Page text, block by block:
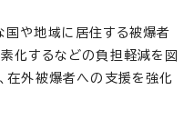
国や地域に居住する被爆者
化するなどの負担軽減を図
在外被爆者への支援を強化